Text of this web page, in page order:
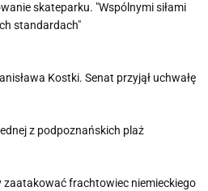
skateparku. "Wspólnymi siłami
standardach"
Kostki. Senat przyjął uchwałę
z podpoznańskich plaż
zaatakować frachtowiec niemieckiego